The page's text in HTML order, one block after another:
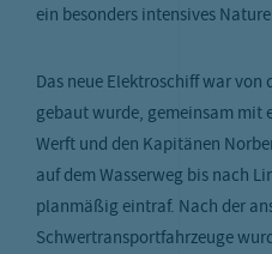
ein besonders intensives
Das neue Elektroschiff war von
gebaut wurde, gemeinsam mit
Werft und den Kapitänen
auf dem Wasserweg bis nach
planmäßig eintraf. Nach der
Schwertransportfahrzeuge